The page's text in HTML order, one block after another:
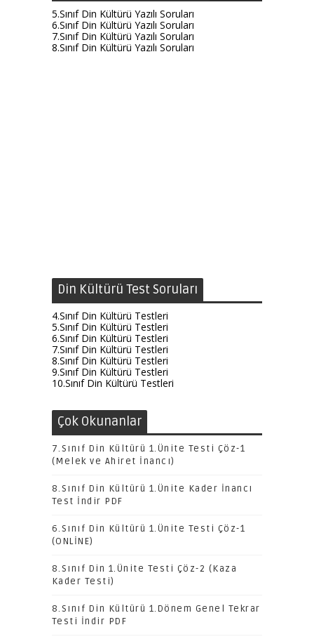
5.Sınıf Din Kültürü Yazılı Soruları
6.Sınıf Din Kültürü Yazılı Soruları
7.Sınıf Din Kültürü Yazılı Soruları
8.Sınıf Din Kültürü Yazılı Soruları
Din Kültürü Test Soruları
4.Sınıf Din Kültürü Testleri
5.Sınıf Din Kültürü Testleri
6.Sınıf Din Kültürü Testleri
7.Sınıf Din Kültürü Testleri
8.Sınıf Din Kültürü Testleri
9.Sınıf Din Kültürü Testleri
10.Sınıf Din Kültürü Testleri
Çok Okunanlar
7.Sınıf Din Kültürü 1.Ünite Testi Çöz-1
(Melek ve Ahiret İnancı)
8.Sınıf Din Kültürü 1.Ünite Kader İnancı
Test İndir PDF
6.Sınıf Din Kültürü 1.Ünite Testi Çöz-1
(ONLİNE)
8.Sınıf Din 1.Ünite Testi Çöz-2 (Kaza
Kader Testi)
8.Sınıf Din Kültürü 1.Dönem Genel Tekrar
Testi İndir PDF